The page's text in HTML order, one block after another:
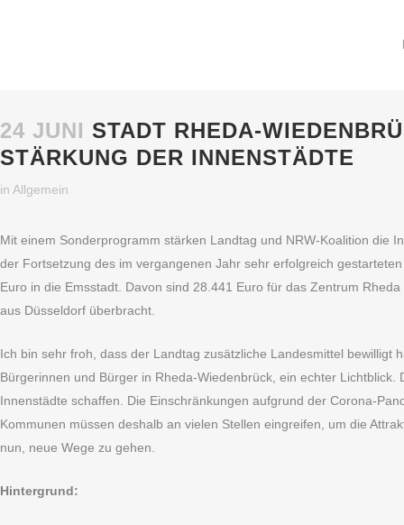
24 JUNI STADT RHEDA-
STÄRKUNG DER INNENSTÄDTE
in Allgemein
Mit einem Sonderprogramm stärken Landtag und NRW-Koalition die
der Fortsetzung des im vergangenen Jahr sehr erfolgreich
Euro in die Emsstadt. Davon sind 28.441 Euro für das Zentrum
aus Düsseldorf überbracht.
Ich bin sehr froh, dass der Landtag zusätzliche Landesmittel
Bürgerinnen und Bürger in Rheda-Wiedenbrück, ein echter
Innenstädte schaffen. Die Einschränkungen aufgrund der Corona-
Kommunen müssen deshalb an vielen Stellen eingreifen, um die
nun, neue Wege zu gehen.
Hintergrund: